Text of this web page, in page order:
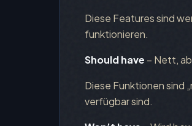
Diese Features sind
funktionieren.
Should have – Nett,
Diese Funktionen sind
verfügbar sind.